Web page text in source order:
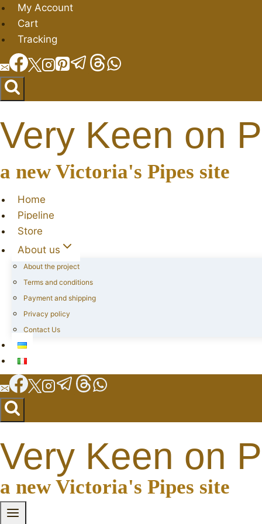
Skip
to
content
My Account
Cart
Tracking
Very Keen on
a new Victoria's Pipes site
Home
Pipeline
Store
About us
About the project
Terms and conditions
Payment and shipping
Privacy policy
Contact Us
Very Keen on
a new Victoria's Pipes site